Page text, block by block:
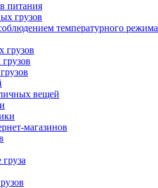
питания
грузов
температурного режима
грузов
вещей
магазинов